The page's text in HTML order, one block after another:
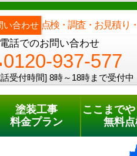
い合わせ 点検・調査・お見積り
話でのお問い合わせ
0120-937-577
受付時間] 8時～18時まで受付中
電話でのご相談 [8時～18時
phone0120-937-
塗装工事
料金プラン
ここまで
無料